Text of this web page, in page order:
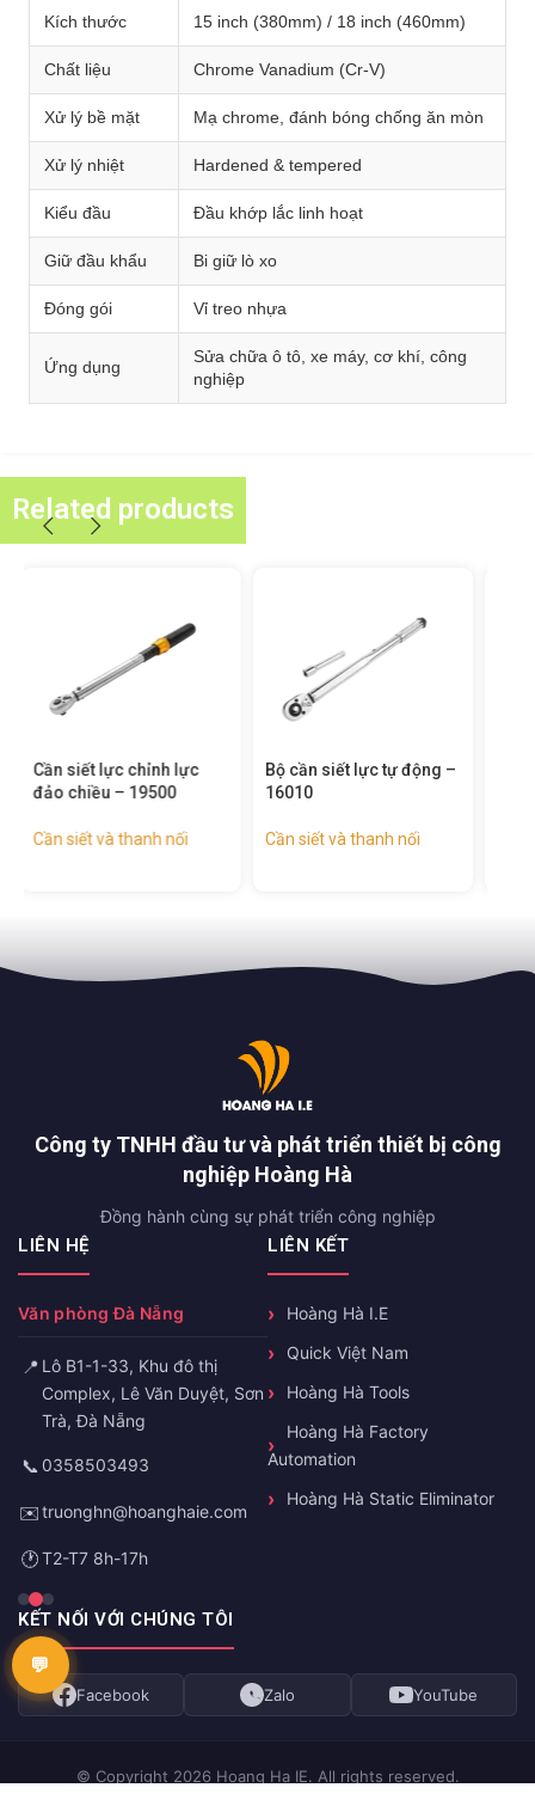
Kích thước 15 inch (380mm) / 18 inch (460mm)
Chất liệu Chrome Vanadium (Cr-V)
Xử lý bề mặt Mạ chrome, đánh bóng chống ăn mòn
Xử lý nhiệt Hardened & tempered
Kiểu đầu Đầu khớp lắc linh hoạt
Giữ đầu khẩu Bi giữ lò xo
Đóng gói Vỉ treo nhựa
Ứng dụng
Sửa chữa ô tô, xe máy, cơ khí, công
nghiệp
Related products
Bộ cần siết lực tự động –
16010
Cần siết và thanh nối
Bộ khẩu 3/4 inch 15 chi
tiết – 15148
Cần siết và thanh nối
Công ty TNHH đầu tư và phát triển thiết bị công
nghiệp Hoàng Hà
Đồng hành cùng sự phát triển công nghiệp
LIÊN HỆ
Văn phòng Đà Nẵng
📍 Lô B1-1-33, Khu đô thị
Complex, Lê Văn Duyệt, Sơn
Trà, Đà Nẵng
📞 0358503493
✉️truonghn@hoanghaie.com
🕐T2-T7 8h-17h
LIÊN KẾT
Hoàng Hà I.E
Quick Việt Nam
Hoàng Hà Tools
Hoàng Hà Factory
Automation
Hoàng Hà Static Eliminator
KẾT NỐI VỚI CHÚNG TÔI
Facebook Zalo YouTube
© Copyright 2026 Hoang Ha IE. All rights reserved.